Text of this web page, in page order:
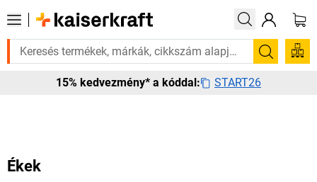
szüksége van rá? Válogatott bestseller termékeinket 3–4
Keresés
15% kedvezmény* a kóddal: START26
Ékek